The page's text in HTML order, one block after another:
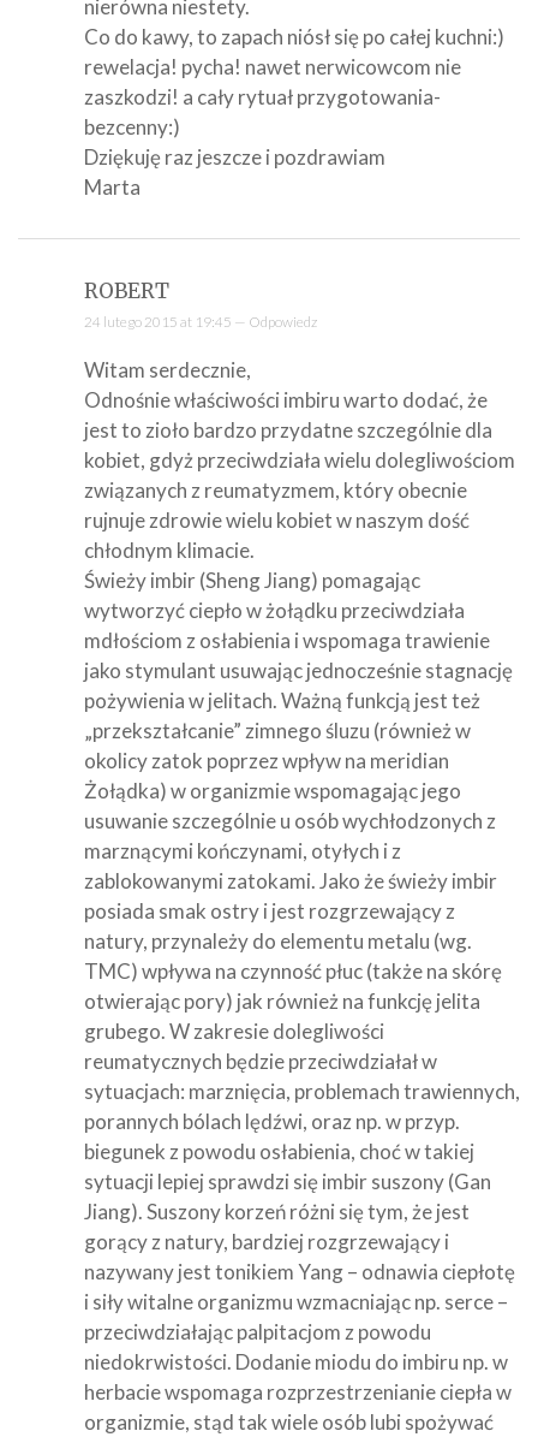
nierówna niestety.
Co do kawy, to zapach niósł się po całej kuchni:)
rewelacja! pycha! nawet nerwicowcom nie
zaszkodzi! a cały rytuał przygotowania-
bezcenny:)
Dziękuję raz jeszcze i pozdrawiam
Marta
ROBERT
24 lutego 2015 at 19:45 — Odpowiedz
Witam serdecznie,
Odnośnie właściwości imbiru warto dodać, że
jest to zioło bardzo przydatne szczególnie dla
kobiet, gdyż przeciwdziała wielu dolegliwościom
związanych z reumatyzmem, który obecnie
rujnuje zdrowie wielu kobiet w naszym dość
chłodnym klimacie.
Świeży imbir (Sheng Jiang) pomagając
wytworzyć ciepło w żołądku przeciwdziała
mdłościom z osłabienia i wspomaga trawienie
jako stymulant usuwając jednocześnie stagnację
pożywienia w jelitach. Ważną funkcją jest też
„przekształcanie” zimnego śluzu (również w
okolicy zatok poprzez wpływ na meridian
Żołądka) w organizmie wspomagając jego
usuwanie szczególnie u osób wychłodzonych z
marznącymi kończynami, otyłych i z
zablokowanymi zatokami. Jako że świeży imbir
posiada smak ostry i jest rozgrzewający z
natury, przynależy do elementu metalu (wg.
TMC) wpływa na czynność płuc (także na skórę
otwierając pory) jak również na funkcję jelita
grubego. W zakresie dolegliwości
reumatycznych będzie przeciwdziałał w
sytuacjach: marznięcia, problemach trawiennych,
porannych bólach lędźwi, oraz np. w przyp.
biegunek z powodu osłabienia, choć w takiej
sytuacji lepiej sprawdzi się imbir suszony (Gan
Jiang). Suszony korzeń różni się tym, że jest
gorący z natury, bardziej rozgrzewający i
nazywany jest tonikiem Yang – odnawia ciepłotę
i siły witalne organizmu wzmacniając np. serce –
przeciwdziałając palpitacjom z powodu
niedokrwistości. Dodanie miodu do imbiru np. w
herbacie wspomaga rozprzestrzenianie ciepła w
organizmie, stąd tak wiele osób lubi spożywać